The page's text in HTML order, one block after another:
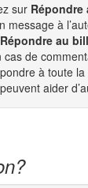
sur
à
Répondre au
de
à toute
aider